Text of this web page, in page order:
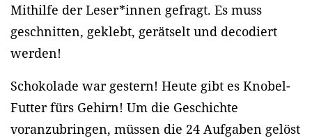
Mithilfe der Leser*innen gefragt. Es muss
geschnitten, geklebt, gerätselt und decodiert
werden!
Schokolade war gestern! Heute gibt es Knobel-
Futter fürs Gehirn! Um die Geschichte
voranzubringen, müssen die 24 Aufgaben gelöst